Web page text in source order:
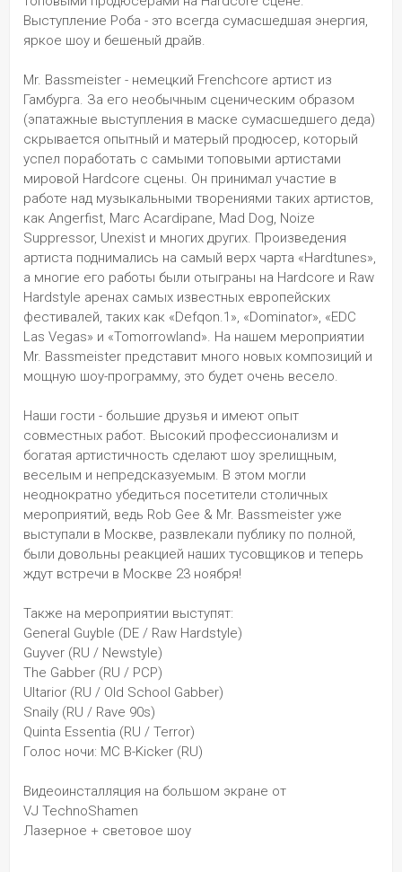
Выступление Роба - это всегда сумасшедшая энергия,
яркое шоу и бешеный драйв.
Mr. Bassmeister - немецкий Frenchcore артист из
Гамбурга. За его необычным сценическим образом
(эпатажные выступления в маске сумасшедшего деда)
скрывается опытный и матерый продюсер, который
успел поработать с самыми топовыми артистами
мировой Hardcore сцены. Он принимал участие в
работе над музыкальными творениями таких артистов,
как Angerfist, Marc Acardipane, Mad Dog, Noize
Suppressor, Unexist и многих других. Произведения
артиста поднимались на самый верх чарта «Hardtunes»,
а многие его работы были отыграны на Hardcore и Raw
Hardstyle аренах самых известных европейских
фестивалей, таких как «Defqon.1», «Dominator», «EDC
Las Vegas» и «Tomorrowland». На нашем мероприятии
Mr. Bassmeister представит много новых композиций и
мощную шоу-программу, это будет очень весело.
Наши гости - большие друзья и имеют опыт
совместных работ. Высокий профессионализм и
богатая артистичность сделают шоу зрелищным,
веселым и непредсказуемым. В этом могли
неоднократно убедиться посетители столичных
мероприятий, ведь Rob Gee & Mr. Bassmeister уже
выступали в Москве, развлекали публику по полной,
были довольны реакцией наших тусовщиков и теперь
ждут встречи в Москве 23 ноября!
Также на мероприятии выступят:
General Guyble (DE / Raw Hardstyle)
Guyver (RU / Newstyle)
The Gabber (RU / PCP)
Ultarior (RU / Old School Gabber)
Snaily (RU / Rave 90s)
Quinta Essentia (RU / Terror)
Голос ночи: MC B-Kicker (RU)
Видеоинсталляция на большом экране от
VJ TechnoShamen
Лазерное + световое шоу